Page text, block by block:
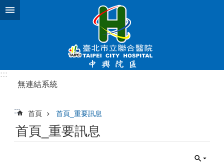
跳到主要內容區塊
:::
無連結系統
::: 首頁 首頁_重要訊息
首頁_重要訊息